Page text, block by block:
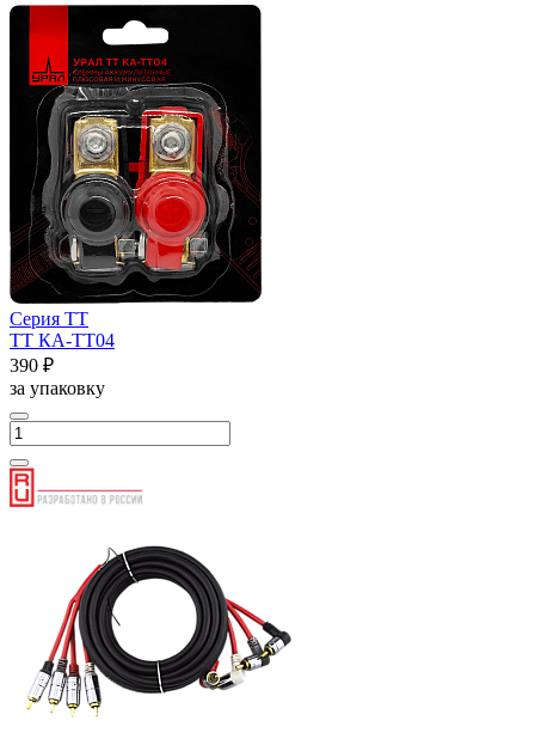
Серия ТТ
ТТ КА-ТТ04
390 ₽
за упаковку